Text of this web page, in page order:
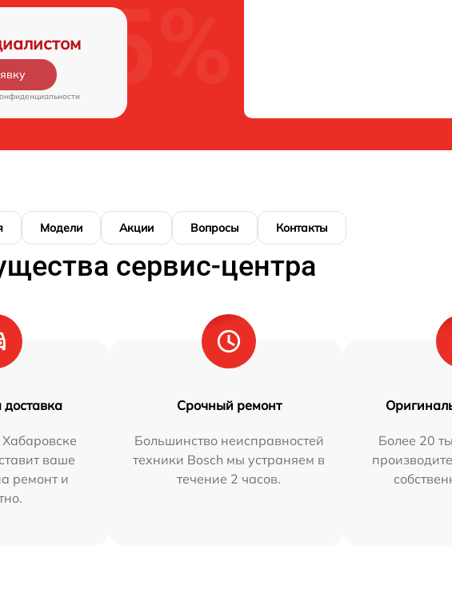
Модели Акции Вопросы Контакты
сервис-центра
доставка
ваше
ремонт и
Срочный ремонт
Большинство неисправностей
техники Bosch мы устраняем в
течение 2 часов.
Более 20